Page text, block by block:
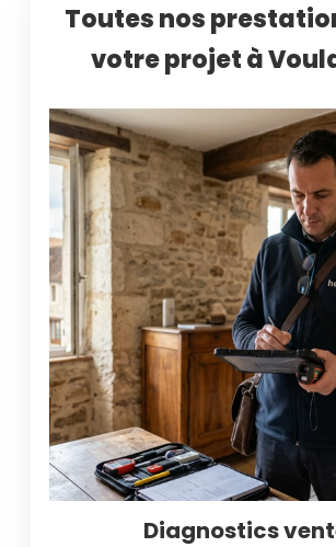
Toutes nos
votre projet à
Diagnostics